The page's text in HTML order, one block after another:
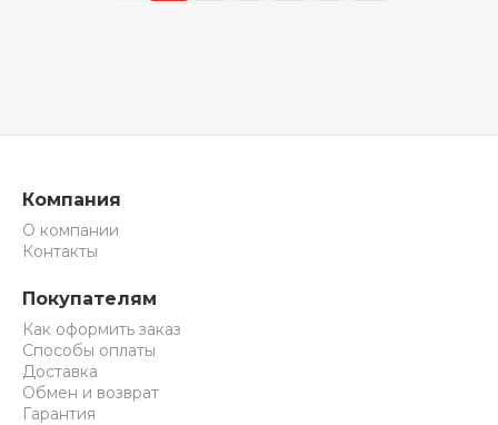
Компания
О компании
Контакты
Покупателям
Как оформить заказ
Способы оплаты
Доставка
Обмен и возврат
Гарантия